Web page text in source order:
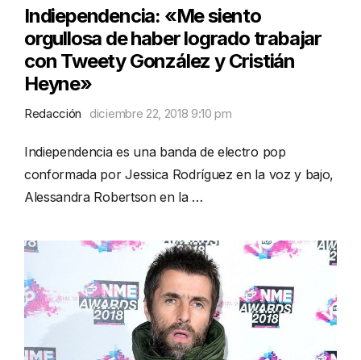
Indiependencia: «Me siento
orgullosa de haber logrado trabajar
con Tweety González y Cristián
Heyne»
Redacción diciembre 22, 2018 9:10 pm
Indiependencia es una banda de electro pop
conformada por Jessica Rodríguez en la voz y bajo,
Alessandra Robertson en la …